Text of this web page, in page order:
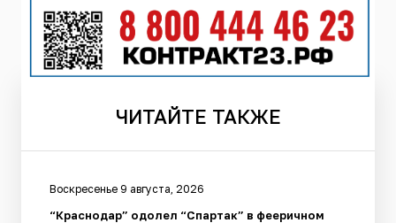
ЧИТАЙТЕ ТАКЖЕ
Воскресенье 9 августа, 2026
“Краснодар” одолел “Спартак” в фееричном